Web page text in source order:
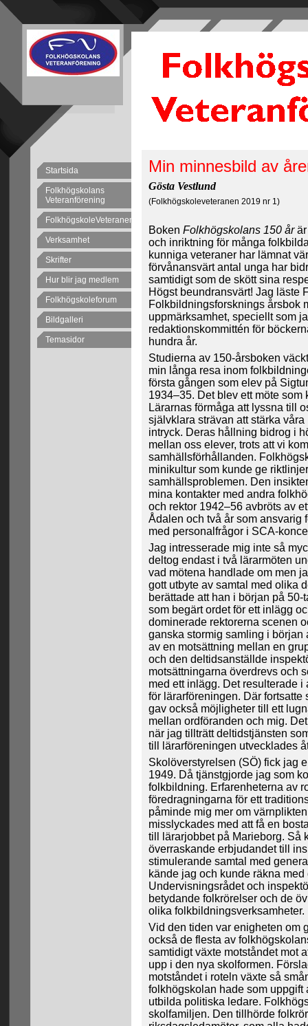
Startsida
Folkhögskolans
Veteranförening
FolkhögskoleVeteranen
Verksamhet
Skrifter
Hur blir jag medlem
Folkhögskoleforum
Bildgalleri
Temasidor
Min minnesbild av
Gösta Vestlund
(Folkhögskoleveteranen 2019 nr 1)
Boken Folkhögskolans 150 årär
och inriktning för många
kunniga veteraner har lämnat
förvånansvärt antal unga har
samtidigt som de skött sina
Högst beundransvärt! Jag läste
Folkbildningsforsknings årsbok
uppmärksamhet, speciellt som
redaktionskommittén för
hundra år.
Studierna av 150-årsboken
min långa resa inom
första gången som elev på
1934–35. Det blev ett möte som
Lärarnas förmåga att lyssna till
självklara strävan att stärka
intryck. Deras hållning bidrog i
mellan oss elever, trots att vi
samhällsförhållanden.
minikultur som kunde ge
samhällsproblemen. Den
mina kontakter med andra
och rektor 1942–56 avbröts av
Ådalen och två år som ansvarig
med personalfrågor i SCA-
Jag intresserade mig inte så
deltog endast i två lärarmöten
vad mötena handlade om men
gott utbyte av samtal med olika
berättade att han i början på
som begärt ordet för ett inlägg
dominerade rektorerna scenen
ganska stormig samling i början
av en motsättning mellan en
och den deltidsanställde
motsättningarna överdrevs och
med ett inlägg. Det resulterade
för lärarföreningen. Där
gav också möjligheter till ett
mellan ordföranden och mig.
när jag tillträtt deltidstjänsten
till lärarföreningen utvecklades
Skolöverstyrelsen (SÖ) fick jag
1949. Då tjänstgjorde jag som
folkbildning. Erfarenheterna av
föredragningarna för ett
påminde mig mer om
misslyckades med att få en
till lärarjobbet på Marieborg. Så
överraskande erbjudandet till
stimulerande samtal med
kände jag och kunde räkna med
Undervisningsrådet och
betydande folkrörelser och de
olika folkbildningsverksamheter.
Vid den tiden var enigheten om
också de flesta av
samtidigt växte motståndet mot
upp i den nya skolformen.
motståndet i roteln växte så
folkhögskolan hade som uppgift
utbilda politiska ledare.
skolfamiljen. Den tillhörde